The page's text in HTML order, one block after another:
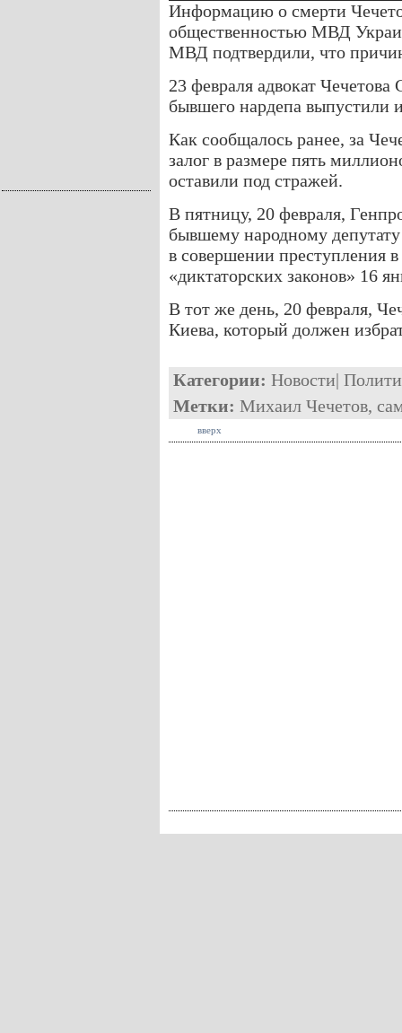
Информацию о смерти
общественностью МВД
МВД подтвердили, что
23 февраля адвокат
бывшего нардепа выпустили
Как сообщалось ранее, за
залог в размере пять
оставили под стражей.
В пятницу, 20 февраля,
бывшему народному
в совершении преступления
«диктаторских законов» 16
В тот же день, 20 февраля,
Киева, который должен
Категории: Новости|
Метки: Михаил Чечетов,
вверх